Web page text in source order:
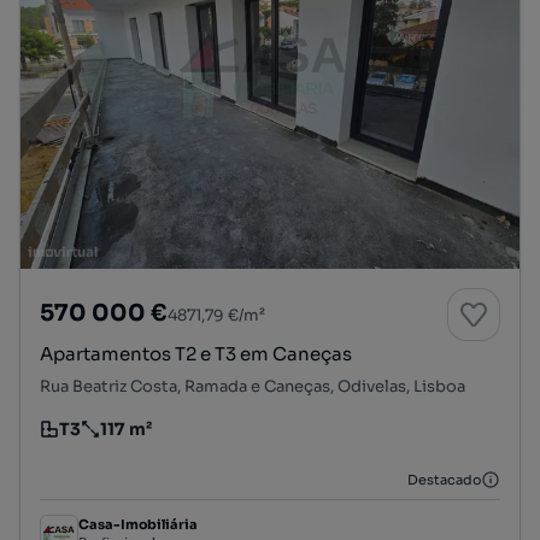
570 000 €4871,79 €/m²
Apartamentos T2 e T3 em Caneças
Rua Beatriz Costa, Ramada e Caneças, Odivelas, Lisboa
Tipologia
T3
Preço por metro quadrado
117 m²
Destacado
Casa-Imobiliária